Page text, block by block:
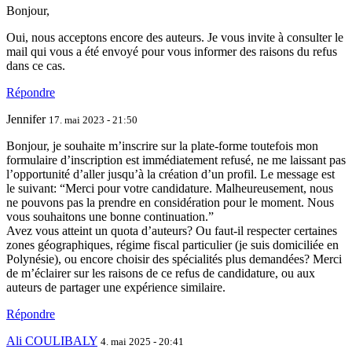
Bonjour,
Oui, nous acceptons encore des auteurs. Je vous invite à consulter le
mail qui vous a été envoyé pour vous informer des raisons du refus
dans ce cas.
Répondre
Jennifer 17. mai 2023 - 21:50
Bonjour, je souhaite m’inscrire sur la plate-forme toutefois mon
formulaire d’inscription est immédiatement refusé, ne me laissant pas
l’opportunité d’aller jusqu’à la création d’un profil. Le message est
le suivant: “Merci pour votre candidature. Malheureusement, nous
ne pouvons pas la prendre en considération pour le moment. Nous
vous souhaitons une bonne continuation.”
Avez vous atteint un quota d’auteurs? Ou faut-il respecter certaines
zones géographiques, régime fiscal particulier (je suis domiciliée en
Polynésie), ou encore choisir des spécialités plus demandées? Merci
de m’éclairer sur les raisons de ce refus de candidature, ou aux
auteurs de partager une expérience similaire.
Répondre
Ali COULIBALY 4. mai 2025 - 20:41